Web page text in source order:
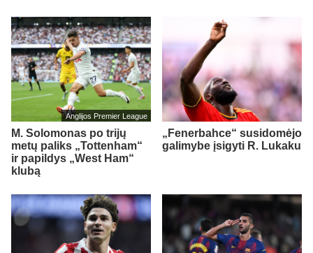
Anglijos Premier League
M. Solomonas po trijų
metų paliks „Tottenham“
ir papildys „West Ham“
klubą
„Fenerbahce“ susidomėjo
galimybe įsigyti R. Lukaku